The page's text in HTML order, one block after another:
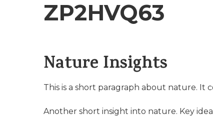
ZP2HVQ63
Nature Insights
This is a short paragraph about nature. It
Another short insight into nature. Key